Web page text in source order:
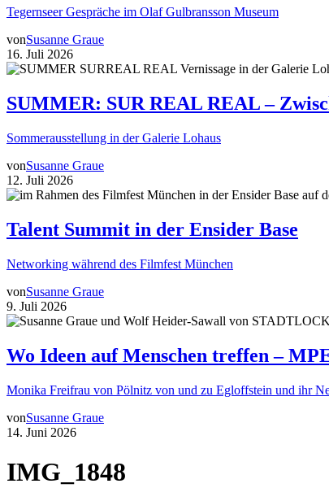
Tegernseer Gespräche im Olaf Gulbransson Museum
vonSusanne Graue
16. Juli 2026
SUMMER: SUR REAL REAL –
Sommerausstellung in der Galerie Lohaus
vonSusanne Graue
12. Juli 2026
Talent Summit in der Ensider Base
Networking während des Filmfest München
vonSusanne Graue
9. Juli 2026
Wo Ideen auf Menschen treffen –
Monika Freifrau von Pölnitz von und zu Egloffstein und ihr
vonSusanne Graue
14. Juni 2026
IMG_1848